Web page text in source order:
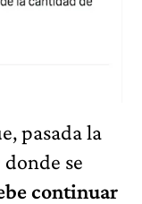
pasada la
se
continuar